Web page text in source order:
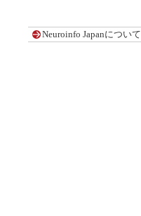
Neuroinfo Japanについて